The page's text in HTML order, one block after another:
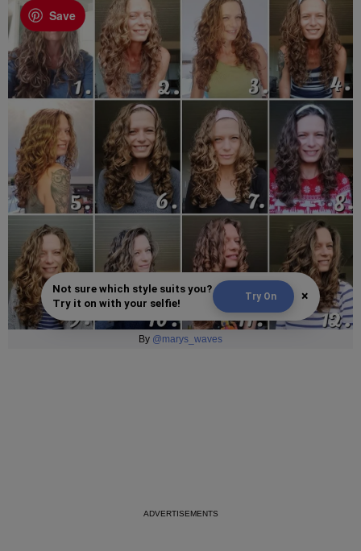
Save
Not sure which style suits you?
Try it on with your selfie!
Try On ×
By @marys_waves